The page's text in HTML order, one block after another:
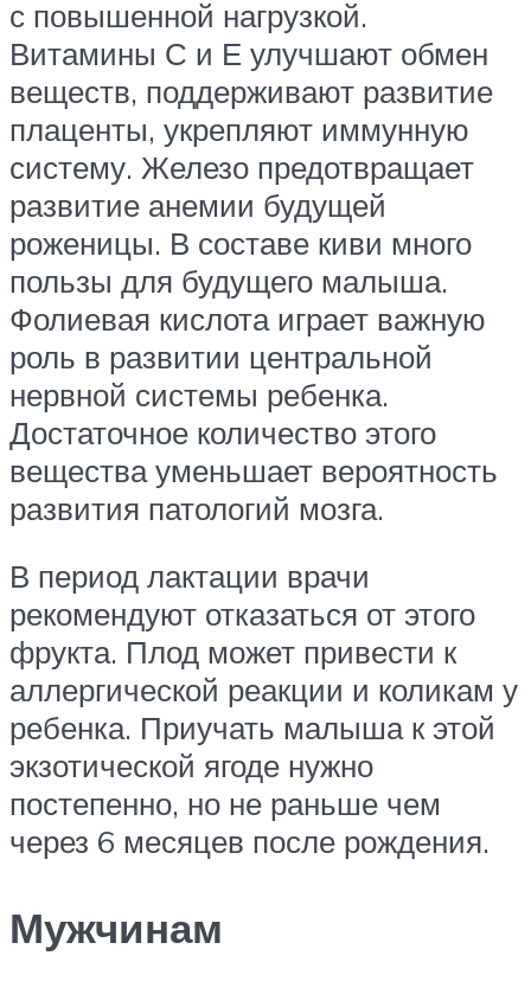
с повышенной нагрузкой.
Витамины С и Е улучшают обмен
веществ, поддерживают развитие
плаценты, укрепляют иммунную
систему. Железо предотвращает
развитие анемии будущей
роженицы. В составе киви много
пользы для будущего малыша.
Фолиевая кислота играет важную
роль в развитии центральной
нервной системы ребенка.
Достаточное количество этого
вещества уменьшает вероятность
развития патологий мозга.
В период лактации врачи
рекомендуют отказаться от этого
фрукта. Плод может привести к
аллергической реакции и коликам у
ребенка. Приучать малыша к этой
экзотической ягоде нужно
постепенно, но не раньше чем
через 6 месяцев после рождения.
Мужчинам